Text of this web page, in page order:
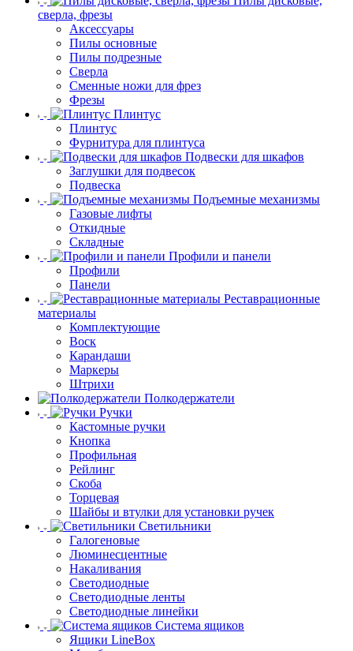
сверла, фрезы
Аксессуары
Пилы основные
Пилы подрезные
Сверла
Сменные ножи для фрез
Фрезы
Плинтус
Плинтус
Фурнитура для плинтуса
Подвески для шкафов
Заглушки для подвесок
Подвеска
Подъемные механизмы
Газовые лифты
Откидные
Складные
Профили и панели
Профили
Панели
Реставрационные
материалы
Комплектующие
Воск
Карандаши
Маркеры
Штрихи
Полкодержатели
Ручки
Кастомные ручки
Кнопка
Профильная
Рейлинг
Скоба
Торцевая
Шайбы и втулки для установки ручек
Светильники
Галогеновые
Люминесцентные
Накаливания
Светодиодные
Светодиодные ленты
Светодиодные линейки
Система ящиков
Ящики LineBox